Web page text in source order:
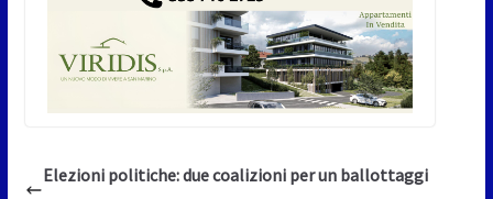
Elezioni politiche: due coalizioni per un ballottaggi